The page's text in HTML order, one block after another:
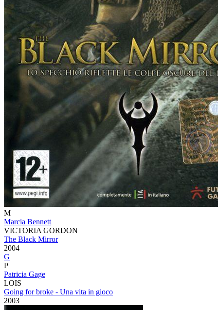
M
Marcia Bennett
VICTORIA GORDON
The Black Mirror
2004
G
P
Patricia Gage
LOIS
Going for broke - Una vita in gioco
2003